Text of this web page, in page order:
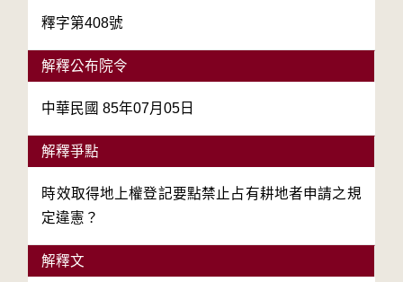
釋字第408號
解釋公布院令
中華民國 85年07月05日
解釋爭點
時效取得地上權登記要點禁止占有耕地者申請之規
定違憲？
解釋文